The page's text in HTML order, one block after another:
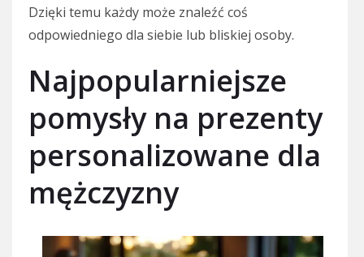
Dzięki temu każdy może znaleźć coś
odpowiedniego dla siebie lub bliskiej osoby.
Najpopularniejsze
pomysły na prezenty
personalizowane dla
mężczyzny